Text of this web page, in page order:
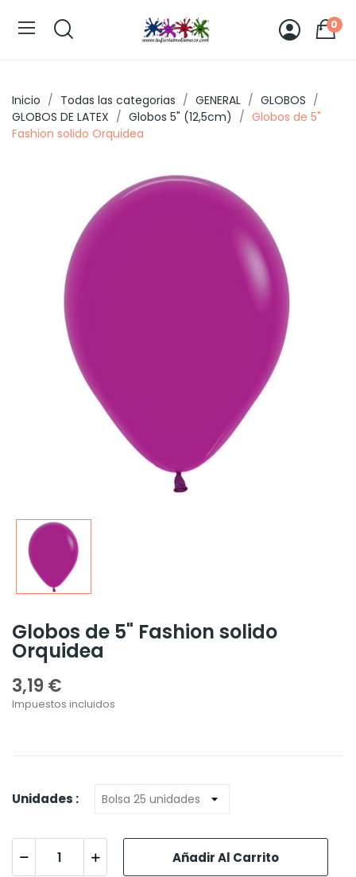
0
Inicio Todas las categorias GENERAL
GLOBOS
GLOBOS DE LATEX
Globos 5" (12,5cm)
Globos de 5"
Fashion solido Orquidea
Globos de 5" Fashion solido
Orquidea
3,19 €
Impuestos incluidos
Unidades :
Añadir Al Carrito